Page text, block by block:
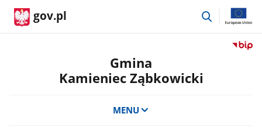
gov.pl
przejdź
Przejdź
Gmina
Kamieniec Ząbkowicki
MENU